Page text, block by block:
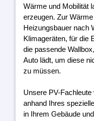
Wärme und Mobilität
erzeugen. Zur
Heizungsbauer nach
Klimageräten, für die
die passende
Auto lädt, um diese
zu müssen.
Unsere PV-
anhand Ihres
in Ihrem Gebäude